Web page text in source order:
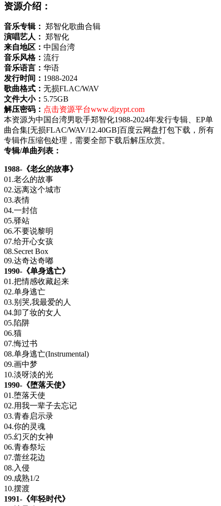
资源介绍：
音乐专辑： 郑智化歌曲合辑
演唱艺人： 郑智化
来自地区： 中国台湾
音乐风格： 流行
音乐语言： 华语
发行时间： 1988-2024
歌曲格式： 无损FLAC/WAV
文件大小： 5.75GB
解压密码： 点击资源平台www.djzypt.com
本资源为中国台湾男歌手郑智化1988-2024年发行专辑、EP单
曲合集[无损FLAC/WAV/12.40GB]百度云网盘打包下载，所有
专辑作压缩包处理，需要全部下载后解压欣赏。
专辑/单曲列表：
1988-《老幺的故事》
01.老么的故事
02.远离这个城市
03.表情
04.一封信
05.驿站
06.不要说黎明
07.给开心女孩
08.Secret Box
09.达奇达奇嘟
1990-《单身逃亡》
01.把情感收藏起来
02.单身逃亡
03.别哭,我最爱的人
04.卸了妆的女人
05.陷阱
06.猫
07.悔过书
08.单身逃亡(Instrumental)
09.画中梦
10.淡呀淡的光
1990-《堕落天使》
01.堕落天使
02.用我一辈子去忘记
03.青春启示录
04.你的灵魂
05.幻灭的女神
06.青春祭坛
07.蕾丝花边
08.入侵
09.成熟1/2
10.摆渡
1991-《年轻时代》